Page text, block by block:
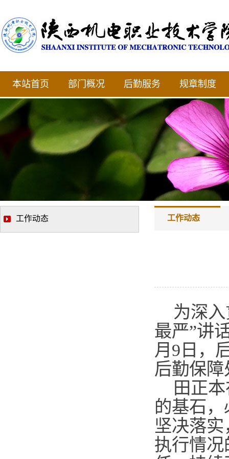
本站首页 部门概况 后勤服务 规章制度
工作动态 工作动态
为深
最严”讲
月9日，
后勤保
田正
的基石
坚决落
执行情况